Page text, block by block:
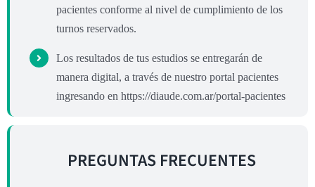
pacientes conforme al nivel de cumplimiento de los
turnos reservados.
Los resultados de tus estudios se entregarán de
manera digital, a través de nuestro portal pacientes
ingresando en https://diaude.com.ar/portal-pacientes
PREGUNTAS FRECUENTES